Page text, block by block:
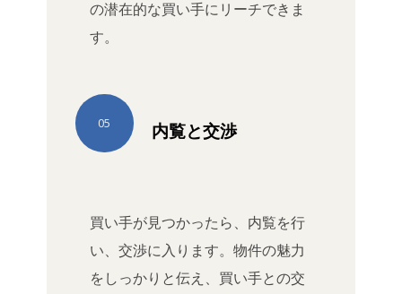
の潜在的な買い手にリーチできま
す。
内覧と交渉
05
買い手が見つかったら、内覧を行
い、交渉に入ります。物件の魅力
をしっかりと伝え、買い手との交